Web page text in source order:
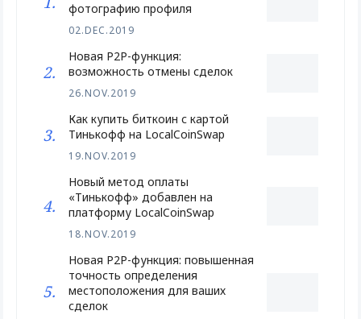
фотографию профиля
02.DEC.2019
Новая P2P-функция:
возможность отмены сделок
26.NOV.2019
Как купить биткоин с картой
Тинькофф на LocalCoinSwap
19.NOV.2019
Новый метод оплаты
«Тинькофф» добавлен на
платформу LocalCoinSwap
18.NOV.2019
Новая P2P-функция: повышенная
точность определения
местоположения для ваших
сделок